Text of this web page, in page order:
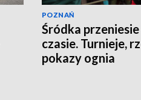
POZNAŃ
Śródka
czasie. Turnieje,
pokazy ognia